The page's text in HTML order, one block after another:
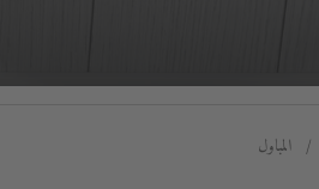
المباول